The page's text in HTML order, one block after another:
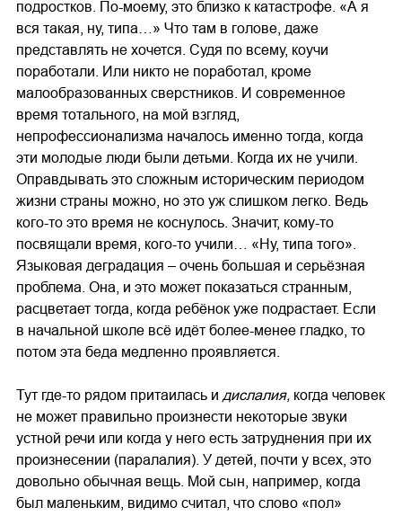
подростков. По-моему, это близко к катастрофе. «А я
вся такая, ну, типа…» Что там в голове, даже
представлять не хочется. Судя по всему, коучи
поработали. Или никто не поработал, кроме
малообразованных сверстников. И современное
время тотального, на мой взгляд,
непрофессионализма началось именно тогда, когда
эти молодые люди были детьми. Когда их не учили.
Оправдывать это сложным историческим периодом
жизни страны можно, но это уж слишком легко. Ведь
кого-то это время не коснулось. Значит, кому-то
посвящали время, кого-то учили… «Ну, типа того».
Языковая деградация – очень большая и серьёзная
проблема. Она, и это может показаться странным,
расцветает тогда, когда ребёнок уже подрастает. Если
в начальной школе всё идёт более-менее гладко, то
потом эта беда медленно проявляется.
Тут где-то рядом притаилась и дислалия, когда человек
не может правильно произнести некоторые звуки
устной речи или когда у него есть затруднения при их
произнесении (паралалия). У детей, почти у всех, это
довольно обычная вещь. Мой сын, например, когда
был маленьким, видимо считал, что слово «пол»